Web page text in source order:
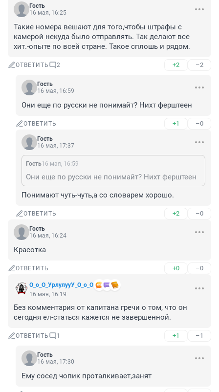
Гость
16 мая, 16:25
Такие номера вешают для того,чтобы штрафы с
камерой некуда было отправлять. Так делают все
хит.-опыте по всей стране. Такое сплошь и рядом.
ОТВЕТИТЬ 2 +2 –2
Гость
16 мая, 16:59
Они еще по русски не понимайт? Нихт ферштеен
ОТВЕТИТЬ +1 –0
Гость
16 мая, 17:37
Гость16 мая, 16:59
Они еще по русски не понимайт? Нихт ферштеен
Понимают чуть-чуть,а со словарем хорошо.
ОТВЕТИТЬ +2 –0
Гость
16 мая, 16:24
Красотка
ОТВЕТИТЬ +0 –0
О_о_О_УрлулууУ_О_о_О
16 мая, 16:19
Без комментария от капитана гречи о том, что он
сегодня ел-статься кажется не завершенной.
ОТВЕТИТЬ 1 +1 –1
Гость
16 мая, 17:30
Ему сосед чопик проталкивает,занят